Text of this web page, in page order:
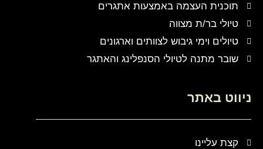
תוכנית העצמה באמצעות אתגרים
טיולי בר/ת מצווה
טיולים וימי גיבוש לצוותים וארגונים
שובר מתנה לטיולי הסנפלינג והאתגר
ניווט באתר
קצת עליינו